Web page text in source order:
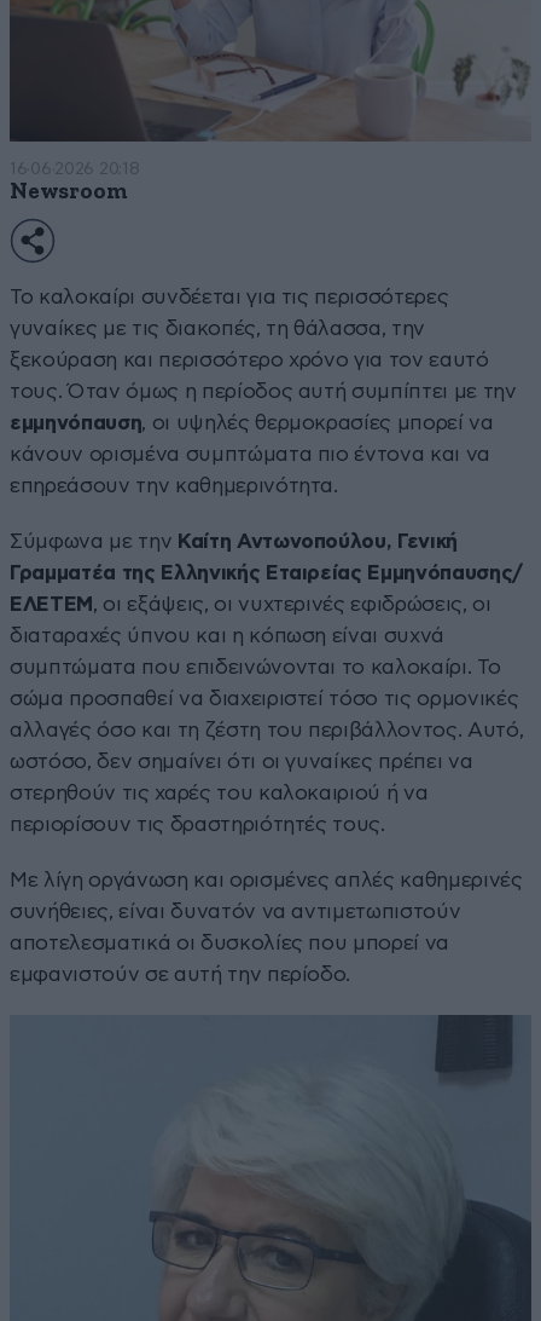
16·06·2026 20:18
Newsroom
Το καλοκαίρι συνδέεται για τις περισσότερες
γυναίκες με τις διακοπές, τη θάλασσα, την
ξεκούραση και περισσότερο χρόνο για τον εαυτό
τους. Όταν όμως η περίοδος αυτή συμπίπτει με την
εμμηνόπαυση, οι υψηλές θερμοκρασίες μπορεί να
κάνουν ορισμένα συμπτώματα πιο έντονα και να
επηρεάσουν την καθημερινότητα.
Σύμφωνα με την Καίτη Αντωνοπούλου, Γενική
Γραμματέα της Ελληνικής Εταιρείας Εμμηνόπαυσης/
ΕΛΕΤΕΜ , οι εξάψεις, οι νυχτερινές εφιδρώσεις, οι
διαταραχές ύπνου και η κόπωση είναι συχνά
συμπτώματα που επιδεινώνονται το καλοκαίρι. Το
σώμα προσπαθεί να διαχειριστεί τόσο τις ορμονικές
αλλαγές όσο και τη ζέστη του περιβάλλοντος. Αυτό,
ωστόσο, δεν σημαίνει ότι οι γυναίκες πρέπει να
στερηθούν τις χαρές του καλοκαιριού ή να
περιορίσουν τις δραστηριότητές τους.
Με λίγη οργάνωση και ορισμένες απλές καθημερινές
συνήθειες, είναι δυνατόν να αντιμετωπιστούν
αποτελεσματικά οι δυσκολίες που μπορεί να
εμφανιστούν σε αυτή την περίοδο.